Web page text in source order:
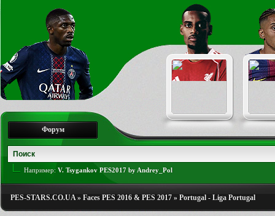
Форум
Например: V. Tsygankov PES2017 by Andrey_Pol
PES-STARS.CO.UA» Faces PES 2016 & PES 2017 » Portugal - Liga Portugal